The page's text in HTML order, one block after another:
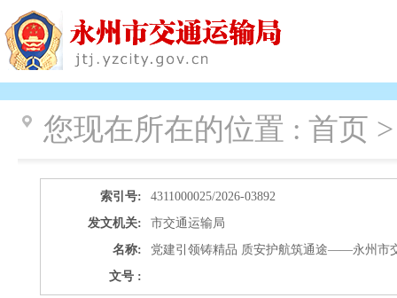
您现在所在的位置 : 首页
索引号:
4311000025/2026-03892
发文机关:
市交通运输局
名称:
党建引领铸精品 质安护航筑通途——永州市
文号 :